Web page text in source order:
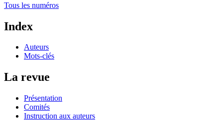
Tous les numéros
Index
Auteurs
Mots-clés
La revue
Présentation
Comités
Instruction aux auteurs